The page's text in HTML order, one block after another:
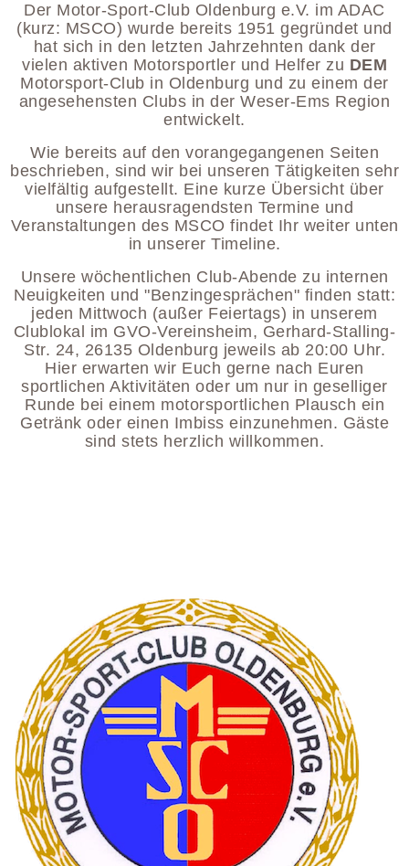
Der Motor-Sport-Club Oldenburg e.V. im ADAC
(kurz: MSCO) wurde bereits 1951 gegründet und
hat sich in den letzten Jahrzehnten dank der
vielen aktiven Motorsportler und Helfer zu DEM
Motorsport-Club in Oldenburg und zu einem der
angesehensten Clubs in der Weser-Ems Region
entwickelt.
Wie bereits auf den vorangegangenen Seiten
beschrieben, sind wir bei unseren Tätigkeiten sehr
vielfältig aufgestellt. Eine kurze Übersicht über
unsere herausragendsten Termine und
Veranstaltungen des MSCO findet Ihr weiter unten
in unserer Timeline.
Unsere wöchentlichen Club-Abende zu internen
Neuigkeiten und "Benzingesprächen" finden statt:
jeden Mittwoch (außer Feiertags) in unserem
Clublokal im GVO-Vereinsheim, Gerhard-Stalling-
Str. 24, 26135 Oldenburg jeweils ab 20:00 Uhr.
Hier erwarten wir Euch gerne nach Euren
sportlichen Aktivitäten oder um nur in geselliger
Runde bei einem motorsportlichen Plausch ein
Getränk oder einen Imbiss einzunehmen. Gäste
sind stets herzlich willkommen.